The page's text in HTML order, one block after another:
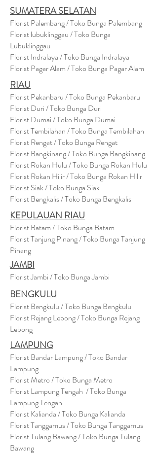
SUMATERA SELATAN
Florist Palembang / Toko Bunga Palembang
Florist lubuklinggau / Toko Bunga
Lubuklinggau
Florist Indralaya / Toko Bunga Indralaya
Florist Pagar Alam / Toko Bunga Pagar Alam
RIAU
Florist Pekanbaru / Toko Bunga Pekanbaru
Florist Duri / Toko Bunga Duri
Florist Dumai / Toko Bunga Dumai
Florist Tembilahan / Toko Bunga Tembilahan
Florist Rengat / Toko Bunga Rengat
Florist Bangkinang / Toko Bunga Bangkinang
Florist Rokan Hulu / Toko Bunga Rokan Hulu
Florist Rokan Hilir / Toko Bunga Rokan Hilir
Florist Siak / Toko Bunga Siak
Florist Bengkalis / Toko Bunga Bengkalis
KEPULAUAN RIAU
Florist Batam / Toko Bunga Batam
Florist Tanjung Pinang / Toko Bunga Tanjung
Pinang
JAMBI
Florist Jambi / Toko Bunga Jambi
BENGKULU
Florist Bengkulu / Toko Bunga Bengkulu
Florist Rejang Lebong / Toko Bunga Rejang
Lebong
LAMPUNG
Florist Bandar Lampung / Toko Bandar
Lampung
Florist Metro / Toko Bunga Metro
Florist Lampung Tengah / Toko Bunga
Lampung Tengah
Florist Kalianda / Toko Bunga Kalianda
Florist Tanggamus / Toko Bunga Tanggamus
Florist Tulang Bawang / Toko Bunga Tulang
Bawang